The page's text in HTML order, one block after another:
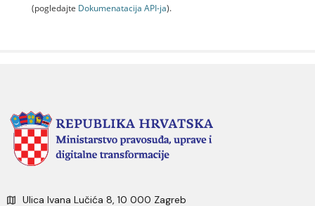
(pogledajte Dokumenаtаcijа API-jа).